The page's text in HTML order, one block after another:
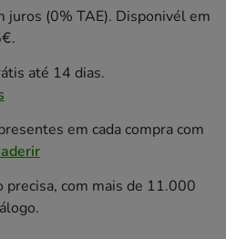
juros (0% TAE). Disponivél em
até 14 dias.
em cada compra com
precisa, com mais de 11.000